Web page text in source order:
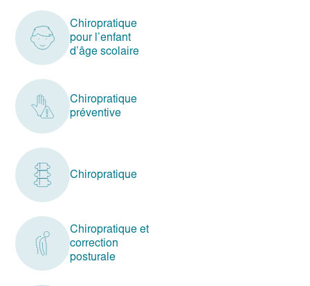
Chiropratique
pour l’enfant
d’âge scolaire
Chiropratique
préventive
Chiropratique
Chiropratique et
correction
posturale